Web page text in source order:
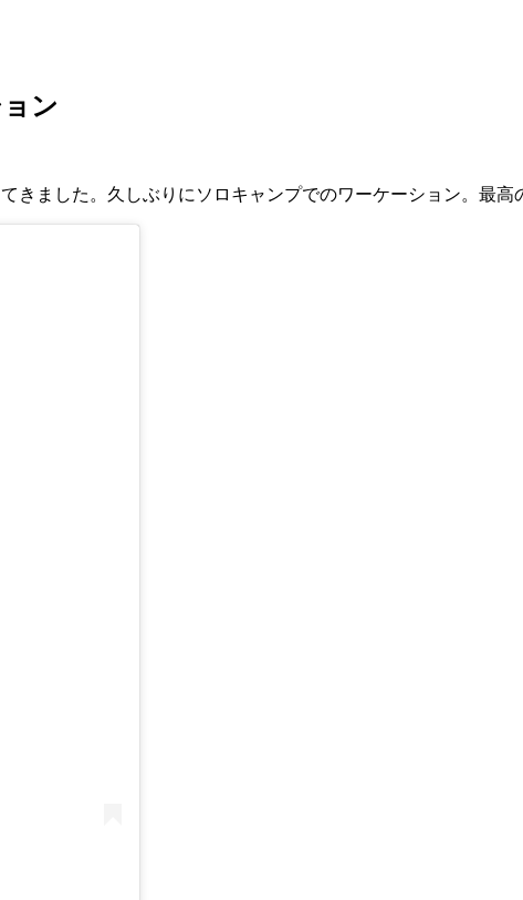
ン
きました。久しぶりにソロキャンプでのワーケーション。最高